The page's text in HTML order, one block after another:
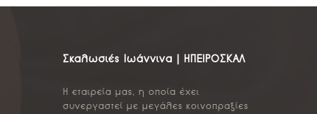
Σκαλωσιές Ιωάννινα | ΗΠΕΙΡΟΣΚΑΛ
Η εταιρεία μας, η οποία έχει
συνεργαστεί με μεγάλες κοινοπραξίες